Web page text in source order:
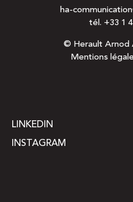
ha-
tél. +33 1
© Herault Arnod
Mentions
LINKEDIN
INSTAGRAM